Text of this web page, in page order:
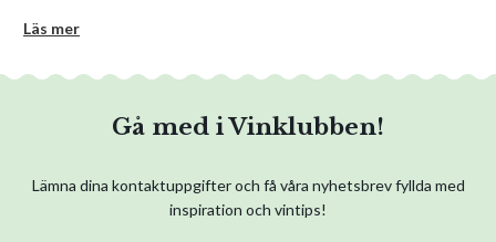
Läs mer
Gå med i Vinklubben!
Lämna dina kontaktuppgifter och få våra nyhetsbrev fyllda med
inspiration och vintips!